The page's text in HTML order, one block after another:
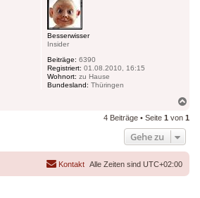
Besserwisser
Insider
Beiträge: 6390
Registriert: 01.08.2010, 16:15
Wohnort: zu Hause
Bundesland: Thüringen
4 Beiträge • Seite 1 von 1
Gehe zu
Alle Zeiten sind UTC+02:00
Kontakt